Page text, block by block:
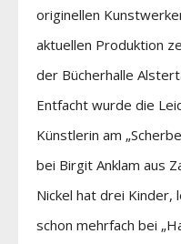
originellen
aktuellen Produktion
der Bücherhalle
Entfacht wurde die
Künstlerin am
bei Birgit Anklam aus
Nickel hat drei Kinder,
schon mehrfach bei